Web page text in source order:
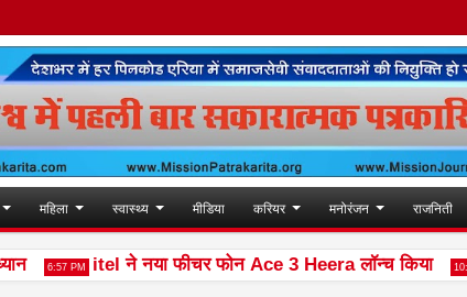
महिला स्वास्थ्य मीडिया करियर मनोरंजन राजनिती
6:57 PM itel ने नया फीचर फोन Ace 3 Heera लॉन्च किया 10:02 AM